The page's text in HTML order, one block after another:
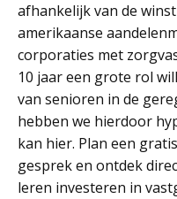
afhankelijk van de
amerikaanse
corporaties met
10 jaar een grote rol
van senioren in de
hebben we hierdoor
kan hier. Plan een
gesprek en ontdek
leren investeren in